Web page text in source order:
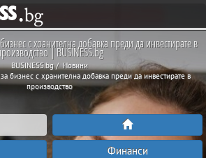
с хранителна добавка преди да инвестирате в
| BUSINESS.bg
BUSINESS.bg
Новини
бизнес с хранителна добавка преди да инвестирате в
производство
Финанси